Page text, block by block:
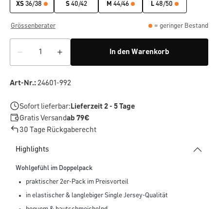
XS 36/38 S40/42 M 44/46 L 48/50
Grössenberater = geringer Bestand
In den Warenkorb
Art-Nr.:24601-992
Sofort lieferbar:Lieferzeit 2 - 5 Tage
Gratis Versandab 79€
30 Tage Rückgaberecht
Highlights
Wohlgefühl im Doppelpack
praktischer 2er-Pack im Preisvorteil
in elastischer & langlebiger Single Jersey-Qualität